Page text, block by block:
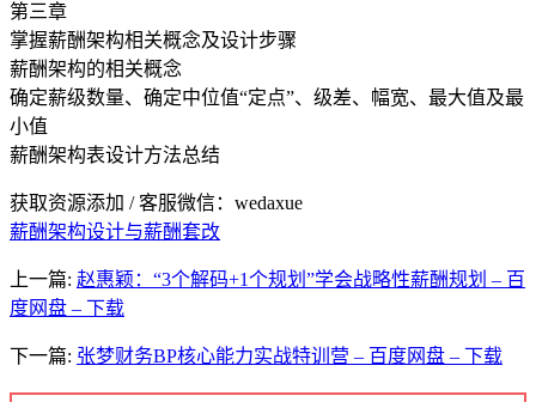
第三章
掌握薪酬架构相关概念及设计步骤
薪酬架构的相关概念
确定薪级数量、确定中位值“定点”、级差、幅宽、最大值及最
小值
薪酬架构表设计方法总结
获取资源添加 / 客服微信：wedaxue
薪酬架构设计与薪酬套改
上一篇: 赵惠颖：“3个解码+1个规划”学会战略性薪酬规划 – 百
度网盘 – 下载
下一篇: 张梦财务BP核心能力实战特训营 – 百度网盘 – 下载